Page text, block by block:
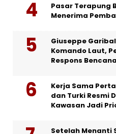
Pasar Terapung
Menerima
Giuseppe
Komando Laut,
Respons Bencana
Kerja Sama
dan Turki Resmi
Kawasan Jadi
Setelah Menanti